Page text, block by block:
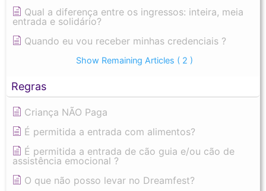
Qual a diferença entre os ingressos: inteira, meia
entrada e solidário?
Quando eu vou receber minhas credenciais ?
Show Remaining Articles ( 2 )
Regras
Criança NÃO Paga
É permitida a entrada com alimentos?
É permitida a entrada de cão guia e/ou cão de
assistência emocional ?
O que não posso levar no Dreamfest?